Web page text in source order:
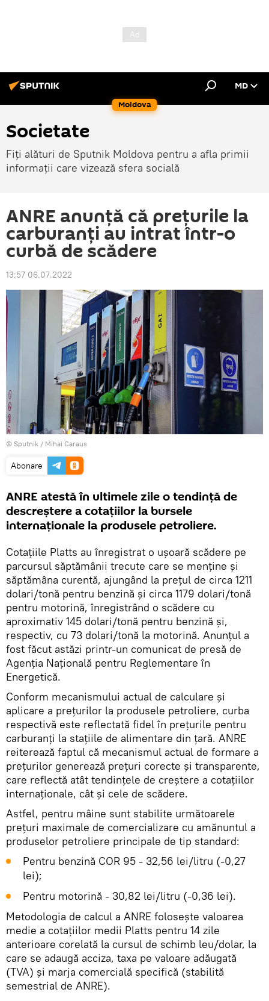
Moldova
MD
Societate
Fiți alături de Sputnik Moldova pentru a afla primii
informații care vizează sfera socială
ANRE anunţă că prețurile la
carburanți au intrat într-o
curbă de scădere
13:57 06.07.2022
© Sputnik / Mihai Caraus
Abonare
ANRE atestă în ultimele zile o tendință de
descreștere a cotațiilor la bursele
internaționale la produsele petroliere.
Cotațiile Platts au înregistrat o ușoară scădere pe
parcursul săptămânii trecute care se menține și
săptămâna curentă, ajungând la prețul de circa 1211
dolari/tonă pentru benzină și circa 1179 dolari/tonă
pentru motorină, înregistrând o scădere cu
aproximativ 145 dolari/tonă pentru benzină și,
respectiv, cu 73 dolari/tonă la motorină. Anunțul a
fost făcut astăzi printr-un comunicat de presă de
Agenția Națională pentru Reglementare în
Energetică.
Conform mecanismului actual de calculare și
aplicare a prețurilor la produsele petroliere, curba
respectivă este reflectată fidel în prețurile pentru
carburanți la stațiile de alimentare din țară. ANRE
reiterează faptul că mecanismul actual de formare a
prețurilor generează prețuri corecte și transparente,
care reflectă atât tendințele de creștere a cotațiilor
internaționale, cât și cele de scădere.
Astfel, pentru mâine sunt stabilite următoarele
prețuri maximale de comercializare cu amănuntul a
produselor petroliere principale de tip standard:
Pentru benzină COR 95 - 32,56 lei/litru (-0,27
lei);
Pentru motorină - 30,82 lei/litru (-0,36 lei).
Metodologia de calcul a ANRE folosește valoarea
medie a cotațiilor medii Platts pentru 14 zile
anterioare corelată la cursul de schimb leu/dolar, la
care se adaugă acciza, taxa pe valoare adăugată
(TVA) și marja comercială specifică (stabilită
semestrial de ANRE).